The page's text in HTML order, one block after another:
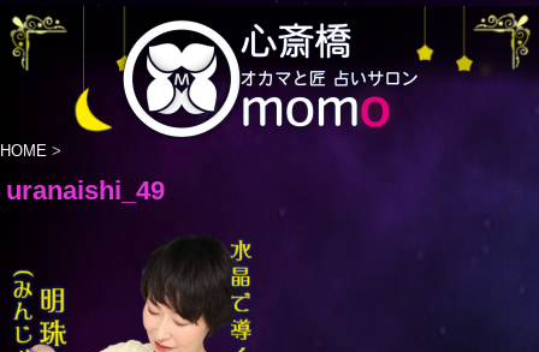
HOME >
uranaishi_49